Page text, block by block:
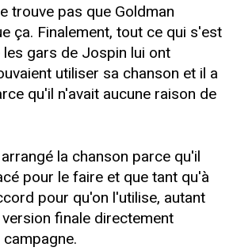
trouve pas que Goldman
ça. Finalement, tout ce qui s'est
gars de Jospin lui ont
utiliser sa chanson et il a
qu'il n'avait aucune raison de
la chanson parce qu'il
pour le faire et que tant qu'à
pour qu'on l'utilise, autant
finale directement